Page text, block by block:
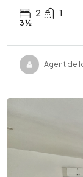
2 1
3 ½
Agent de